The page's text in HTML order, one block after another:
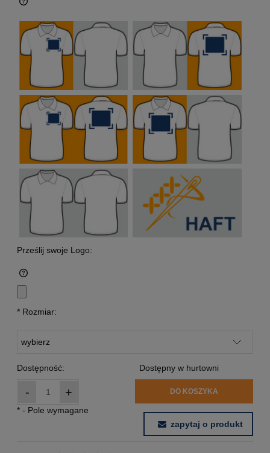
Prześlij swoje Logo:
* Rozmiar:
Dostępność: Dostępny w hurtowni
- + DO KOSZYKA
* - Pole wymagane
zapytaj o produkt